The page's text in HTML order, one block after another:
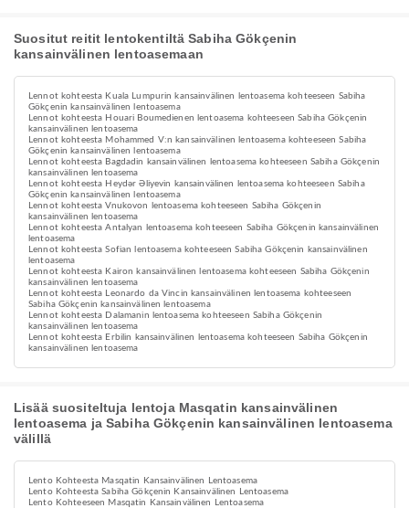
Suositut reitit lentokentiltä Sabiha Gökçenin
kansainvälinen lentoasemaan
Lennot kohteesta Kuala Lumpurin kansainvälinen lentoasema kohteeseen Sabiha
Gökçenin kansainvälinen lentoasema
Lennot kohteesta Houari Boumedienen lentoasema kohteeseen Sabiha Gökçenin
kansainvälinen lentoasema
Lennot kohteesta Mohammed V:n kansainvälinen lentoasema kohteeseen Sabiha
Gökçenin kansainvälinen lentoasema
Lennot kohteesta Bagdadin kansainvälinen lentoasema kohteeseen Sabiha Gökçenin
kansainvälinen lentoasema
Lennot kohteesta Heydər Əliyevin kansainvälinen lentoasema kohteeseen Sabiha
Gökçenin kansainvälinen lentoasema
Lennot kohteesta Vnukovon lentoasema kohteeseen Sabiha Gökçenin
kansainvälinen lentoasema
Lennot kohteesta Antalyan lentoasema kohteeseen Sabiha Gökçenin kansainvälinen
lentoasema
Lennot kohteesta Sofian lentoasema kohteeseen Sabiha Gökçenin kansainvälinen
lentoasema
Lennot kohteesta Kairon kansainvälinen lentoasema kohteeseen Sabiha Gökçenin
kansainvälinen lentoasema
Lennot kohteesta Leonardo da Vincin kansainvälinen lentoasema kohteeseen
Sabiha Gökçenin kansainvälinen lentoasema
Lennot kohteesta Dalamanin lentoasema kohteeseen Sabiha Gökçenin
kansainvälinen lentoasema
Lennot kohteesta Erbilin kansainvälinen lentoasema kohteeseen Sabiha Gökçenin
kansainvälinen lentoasema
Lisää suositeltuja lentoja Masqatin kansainvälinen
lentoasema ja Sabiha Gökçenin kansainvälinen lentoasema
välillä
Lento Kohteesta Masqatin Kansainvälinen Lentoasema
Lento Kohteesta Sabiha Gökçenin Kansainvälinen Lentoasema
Lento Kohteeseen Masqatin Kansainvälinen Lentoasema